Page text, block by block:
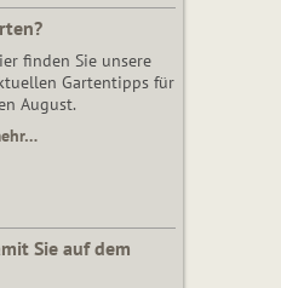
finden Sie unsere
Gartentipps für
August.
Sie auf dem